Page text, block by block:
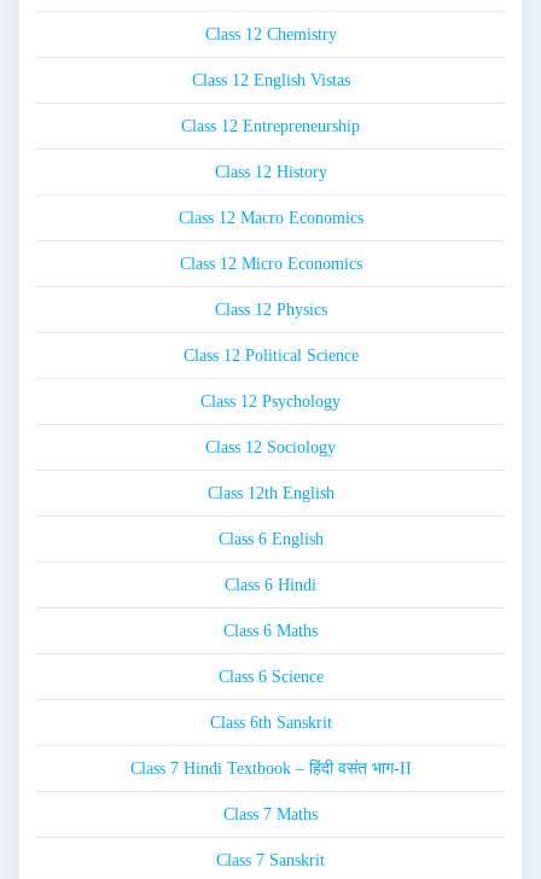
Class 12 Chemistry
Class 12 English Vistas
Class 12 Entrepreneurship
Class 12 History
Class 12 Macro Economics
Class 12 Micro Economics
Class 12 Physics
Class 12 Political Science
Class 12 Psychology
Class 12 Sociology
Class 12th English
Class 6 English
Class 6 Hindi
Class 6 Maths
Class 6 Science
Class 6th Sanskrit
Class 7 Hindi Textbook – हिंदी वसंत भाग-II
Class 7 Maths
Class 7 Sanskrit